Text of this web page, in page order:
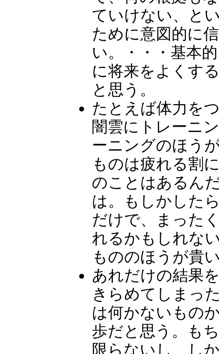
ていけない、と
ために意図的に
い。・・・基本
に将来をよくす
と思う。
たとえば体力を
闇雲にトレーニ
ーニングのほう
ものは疲れる割
のことはあるん
は。もしかした
だけで、まった
れるかもしれな
もののほうが貴
あれだけの結果
きらめてしまっ
は何かないもの
歩だと思う。も
限らないし、し